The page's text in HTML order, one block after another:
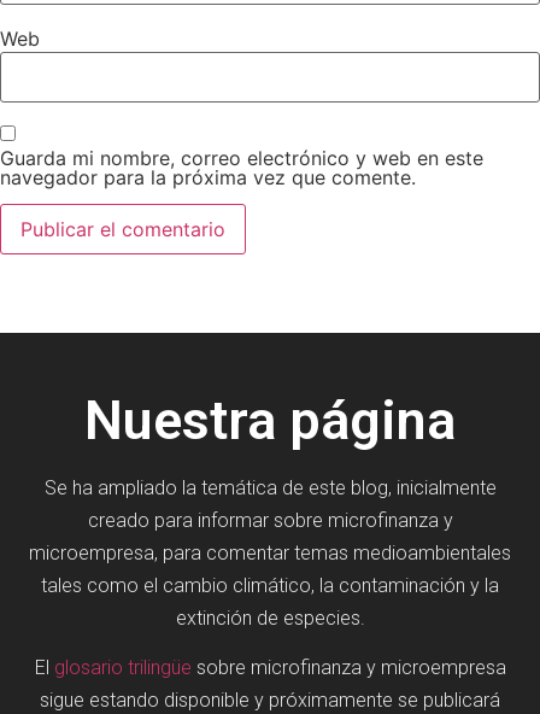
Web
Guarda mi nombre, correo electrónico y web en este
navegador para la próxima vez que comente.
Nuestra página
Se ha ampliado la temática de este blog, inicialmente
creado para informar sobre microfinanza y
microempresa, para comentar temas medioambientales
tales como el cambio climático, la contaminación y la
extinción de especies.
El glosario trilingüe sobre microfinanza y microempresa
sigue estando disponible y próximamente se publicará